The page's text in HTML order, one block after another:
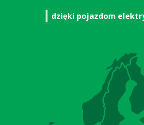
5
7
8
9
5
7
8
9
2
4
5
6
2
4
5
6
2
3
4
5
6
dzięki pojazdom